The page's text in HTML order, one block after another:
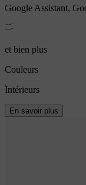
Google Assistant,
et bien plus
Couleurs
Intérieurs
En savoir plus